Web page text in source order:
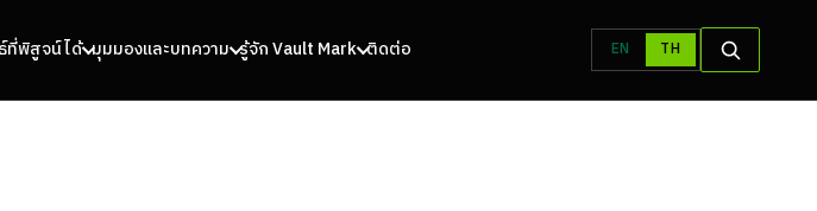
ที่พิสูจน์ได้ มุมมองและบทความ รู้จัก Vault Mark ติดต่อ EN TH